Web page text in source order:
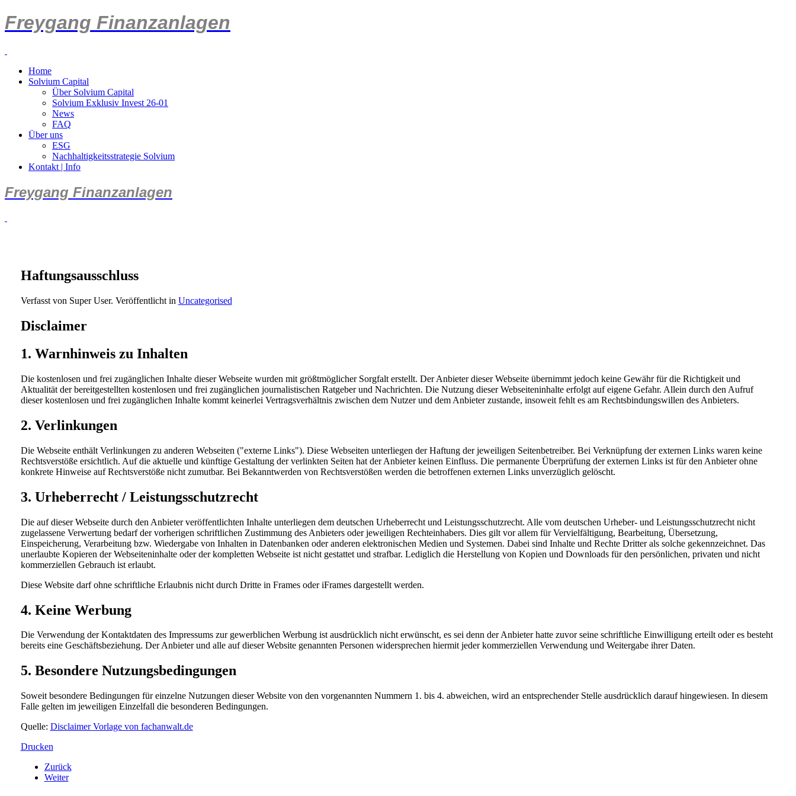
Freygang Finanzanlagen
Home
Solvium Capital
Über Solvium Capital
Solvium Exklusiv Invest 26-01
News
FAQ
Über uns
ESG
Nachhaltigkeitsstrategie Solvium
Kontakt | Info
Freygang Finanzanlagen
Haftungsausschluss
Verfasst von Super User. Veröffentlicht in Uncategorised
Disclaimer
1. Warnhinweis zu Inhalten
Die kostenlosen und frei zugänglichen Inhalte dieser Webseite wurden mit größtmöglicher Sorgfalt erstellt. Der Anbieter dieser Webseite übernimmt jedoch keine Gewähr für die Richtigkeit und
Aktualität der bereitgestellten kostenlosen und frei zugänglichen journalistischen Ratgeber und Nachrichten. Die Nutzung dieser Webseiteninhalte erfolgt auf eigene Gefahr. Allein durch den Aufruf
dieser kostenlosen und frei zugänglichen Inhalte kommt keinerlei Vertragsverhältnis zwischen dem Nutzer und dem Anbieter zustande, insoweit fehlt es am Rechtsbindungswillen des Anbieters.
2. Verlinkungen
Die Webseite enthält Verlinkungen zu anderen Webseiten ("externe Links"). Diese Webseiten unterliegen der Haftung der jeweiligen Seitenbetreiber. Bei Verknüpfung der externen Links waren keine
Rechtsverstöße ersichtlich. Auf die aktuelle und künftige Gestaltung der verlinkten Seiten hat der Anbieter keinen Einfluss. Die permanente Überprüfung der externen Links ist für den Anbieter ohne
konkrete Hinweise auf Rechtsverstöße nicht zumutbar. Bei Bekanntwerden von Rechtsverstößen werden die betroffenen externen Links unverzüglich gelöscht.
3. Urheberrecht / Leistungsschutzrecht
Die auf dieser Webseite durch den Anbieter veröffentlichten Inhalte unterliegen dem deutschen Urheberrecht und Leistungsschutzrecht. Alle vom deutschen Urheber- und Leistungsschutzrecht nicht
zugelassene Verwertung bedarf der vorherigen schriftlichen Zustimmung des Anbieters oder jeweiligen Rechteinhabers. Dies gilt vor allem für Vervielfältigung, Bearbeitung, Übersetzung,
Einspeicherung, Verarbeitung bzw. Wiedergabe von Inhalten in Datenbanken oder anderen elektronischen Medien und Systemen. Dabei sind Inhalte und Rechte Dritter als solche gekennzeichnet. Das
unerlaubte Kopieren der Webseiteninhalte oder der kompletten Webseite ist nicht gestattet und strafbar. Lediglich die Herstellung von Kopien und Downloads für den persönlichen, privaten und nicht
kommerziellen Gebrauch ist erlaubt.
Diese Website darf ohne schriftliche Erlaubnis nicht durch Dritte in Frames oder iFrames dargestellt werden.
4. Keine Werbung
Die Verwendung der Kontaktdaten des Impressums zur gewerblichen Werbung ist ausdrücklich nicht erwünscht, es sei denn der Anbieter hatte zuvor seine schriftliche Einwilligung erteilt oder es besteht
bereits eine Geschäftsbeziehung. Der Anbieter und alle auf dieser Website genannten Personen widersprechen hiermit jeder kommerziellen Verwendung und Weitergabe ihrer Daten.
5. Besondere Nutzungsbedingungen
Soweit besondere Bedingungen für einzelne Nutzungen dieser Website von den vorgenannten Nummern 1. bis 4. abweichen, wird an entsprechender Stelle ausdrücklich darauf hingewiesen. In diesem
Falle gelten im jeweiligen Einzelfall die besonderen Bedingungen.
Quelle: Disclaimer Vorlage von fachanwalt.de
Drucken
Zurück
Weiter